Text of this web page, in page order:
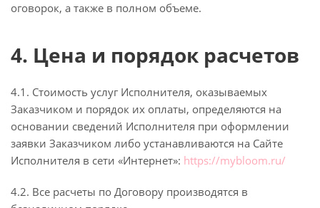
оговорок, а также в полном объеме.
4. Цена и порядок расчетов
4.1. Стоимость услуг Исполнителя, оказываемых
Заказчиком и порядок их оплаты, определяются на
основании сведений Исполнителя при оформлении
заявки Заказчиком либо устанавливаются на Сайте
Исполнителя в сети «Интернет»: https://mybloom.ru/
4.2. Все расчеты по Договору производятся в